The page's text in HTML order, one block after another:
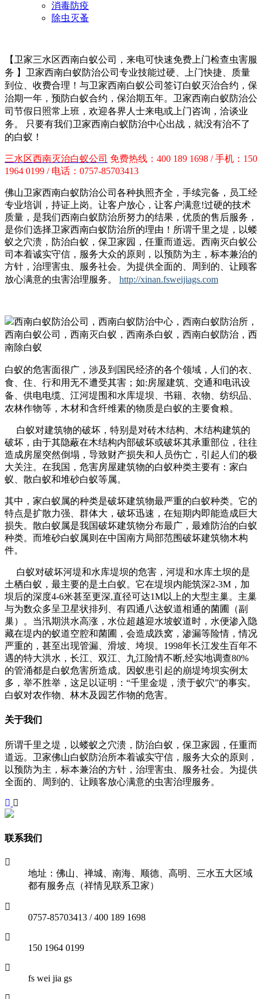
消毒防疫
除虫灭蚤
【卫家三水区西南白蚁公司，来电可快速免费上门检查虫害服
务 】 卫家西南白蚁防治公司专业技能过硬、上门快捷、质量
到位、收费合理！与卫家西南白蚁公司签订白蚁灭治合约，保
治期一年，预防白蚁合约，保治期五年。 卫家西南白蚁防治公
司节假日照常上班，欢迎各界人士来电或上门咨询，洽谈业
务。 只要有我们卫家西南白蚁防治中心出战，就没有治不了
的白蚁！
三水区西南灭治白蚁公司 免费热线：400 189 1698 / 手机：150
1964 0199 / 电话：0757-85703413
佛山卫家西南白蚁防治公司各种执照齐全，手续完备，员工经
专业培训，持证上岗。让客户放心，让客户满意!过硬的技术
质量，是我们西南白蚁防治所努力的结果，优质的售后服务，
是你们选择卫家西南白蚁防治所的理由！ 所谓千里之堤，以蝼
蚁之穴溃，防治白蚁，保卫家园，任重而道远。西南灭白蚁公
司本着诚实守信，服务大众的原则，以预防为主，标本兼治的
方针，治理害虫、服务社会。为提供全面的、周到的、让顾客
放心满意的虫害治理服务。
http://xinan.fsweijiags.com
白蚁的危害面很广，涉及到国民经济的各个领域，人们的衣、
食、住、行和用无不遭受其害；如:房屋建筑、交通和电讯设
备、供电电缆、江河堤围和水库堤坝、书籍、衣物、纺织品、
农林作物等，木材和含纤维素的物质是白蚁的主要食粮。
白蚁对建筑物的破坏，特别是对砖木结构、木结构建筑的
破坏，由于其隐蔽在木结构内部破坏或破坏其承重部位，往往
造成房屋突然倒塌，导致财产损失和人员伤亡，引起人们的极
大关注。在我国，危害房屋建筑物的白蚁种类主要有：家白
蚁、散白蚁和堆砂白蚁等属。
其中，家白蚁属的种类是破坏建筑物最严重的白蚁种类。它的
特点是扩散力强、群体大，破坏迅速，在短期内即能造成巨大
损失。散白蚁属是我国破坏建筑物分布最广，最难防治的白蚁
种类。而堆砂白蚁属则在中国南方局部范围破坏建筑物木构
件。
白蚁对破坏河堤和水库堤坝的危害，河堤和水库土坝的是
土栖白蚁，最主要的是土白蚁。它在堤坝内能筑深2-3M，加
坝后的深度4-6米甚至更深,直径可达1M以上的大型主巢。主巢
与为数众多呈卫星状排列、有四通八达蚁道相通的菌圃（副
巢）。当汛期洪水高涨，水位超越迎水坡蚁道时，水便渗入隐
藏在堤内的蚁道空腔和菌圃，会造成跌窝，渗漏等险情，情况
严重的，甚至出现管漏、滑坡、垮坝。1998年长江发生百年不
遇的特大洪水，长江、双江、九江险情不断,经实地调查80%
的管涌都是白蚁危害所造成。因蚁患引起的崩堤垮坝实例太
多，举不胜举，这足以证明：“千里金堤，溃于蚁穴”的事实。
白蚁对农作物、林木及园艺作物的危害。
关于我们
所谓千里之堤，以蝼蚁之穴溃，防治白蚁，保卫家园，任重而
道远。卫家佛山白蚁防治所本着诚实守信，服务大众的原则，
以预防为主，标本兼治的方针，治理害虫、服务社会。为提供
全面的、周到的、让顾客放心满意的虫害治理服务。
联系我们
地址：佛山、禅城、南海、顺德、高明、三水五大区域
都有服务点（祥情见联系卫家）
0757-85703413 / 400 189 1698
150 1964 0199
fs wei jia gs